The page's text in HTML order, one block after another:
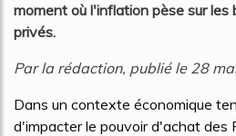
moment où l'inflation pèse sur les
privés.
Par la rédaction, publié le 28
Dans un contexte économique
d'impacter le pouvoir d'achat des